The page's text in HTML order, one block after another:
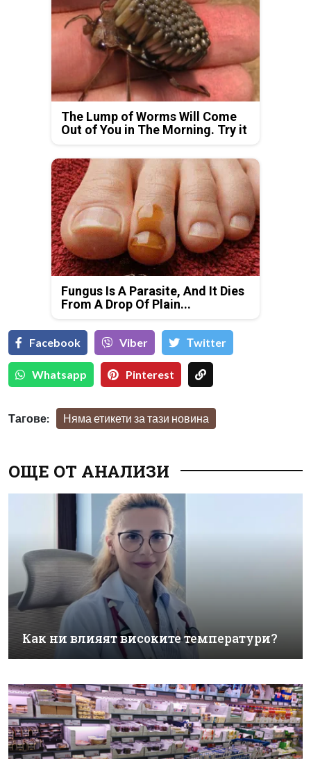
The Lump of Worms Will Come
Out of You in The Morning. Try it
Fungus Is A Parasite, And It Dies
From A Drop Of Plain...
Facebook Viber Тwitter
Whatsapp Pinterest
Тагове: Няма етикети за тази новина
ОЩЕ ОТ АНАЛИЗИ
Как ни влияят високите температури?